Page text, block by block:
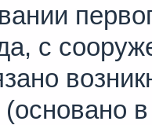
с
(основано